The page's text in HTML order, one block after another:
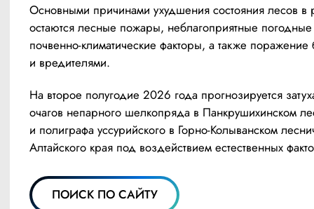
Основными причинами ухудшения состояния лесов в
остаются лесные пожары, неблагоприятные
почвенно-климатические факторы, а также
и вредителями.
На второе полугодие 2026 года прогнозируется
очагов непарного шелкопряда в Панкрушихинском
и полиграфа уссурийского в Горно-Колыванском
Алтайского края под воздействием естественных
ПОИСК ПО САЙТУ